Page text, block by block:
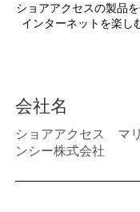
ショアアクセスの製品
インターネットを楽し
会社名
ショアアクセス マ
ンシー株式会社